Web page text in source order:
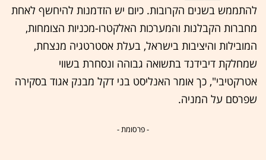
להתממש בשנים הקרובות. כיום יש הזדמנות להיחשף לאחת
מחברות הקבלנות והמערכות האלקטרו-מכניות הצומחות,
המובילות והיציבות בישראל, בעלת אסטרטגיה מנצחת,
שמחלקת דיבידנד בתשואה גבוהה ונסחרת בשווי
אטרקטיבי", כך אומר האנליסט בני דקל מבנק אגוד בסקירה
שפרסם על המניה.
- פרסומת -